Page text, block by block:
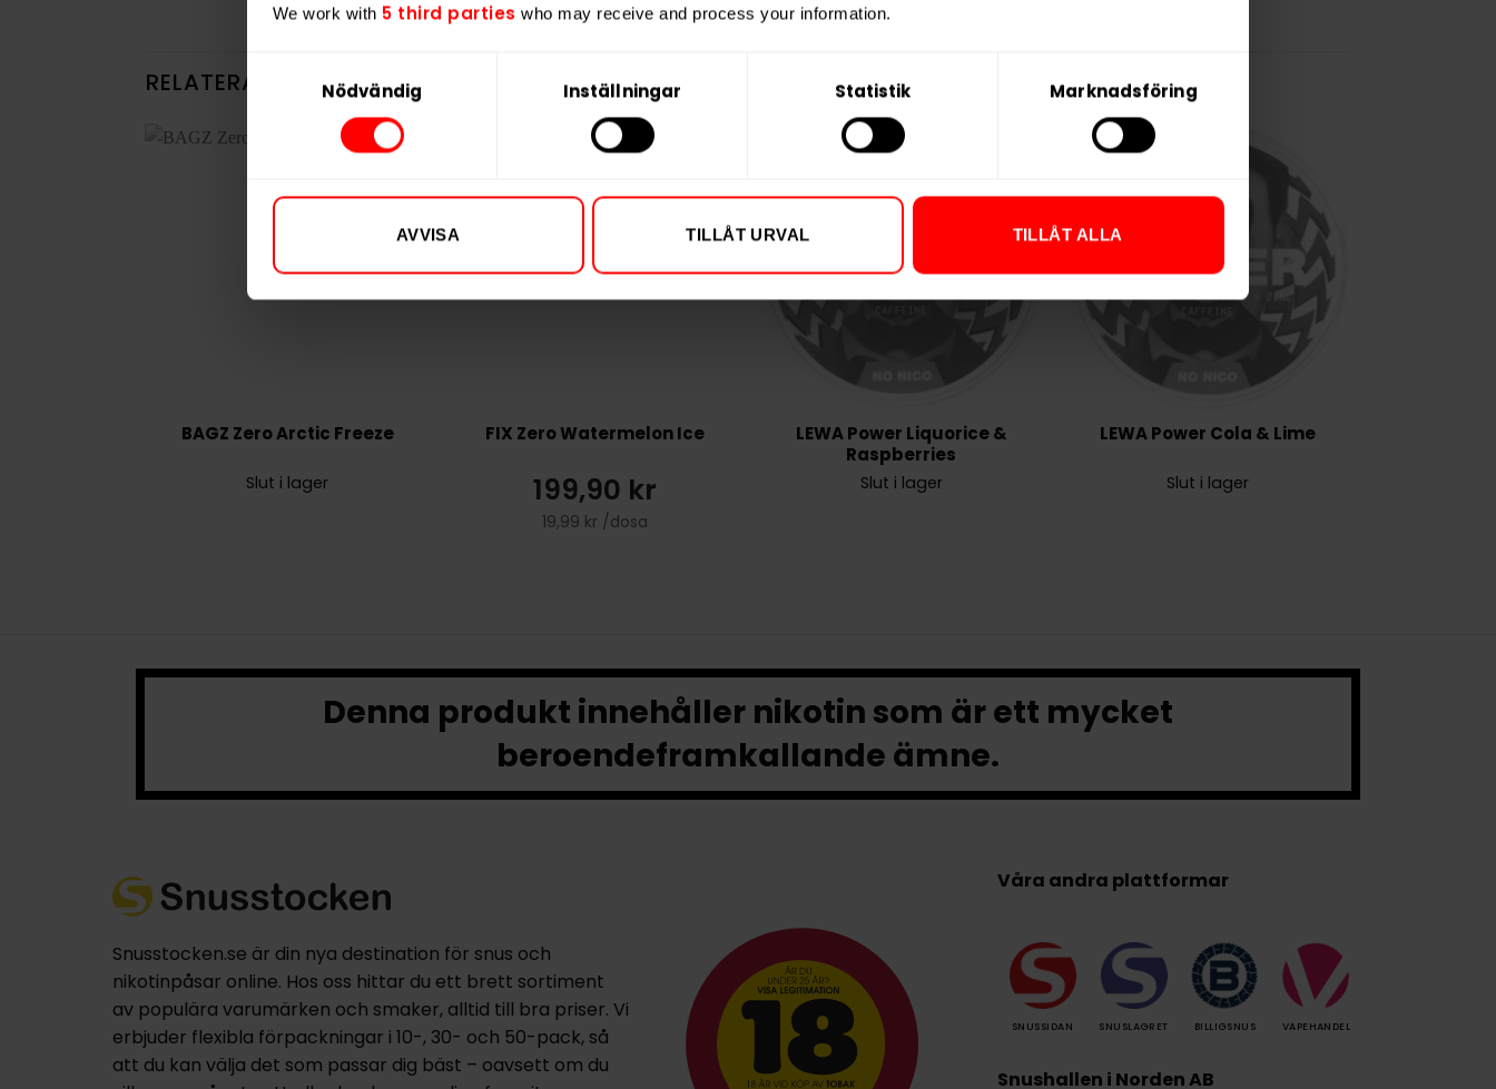
We work with 5 third parties who may receive and process your information.
Nödvändig Inställningar Statistik Marknadsföring
AVVISA TILLÅT URVAL TILLÅT ALLA
RELATERADE PRODUKTER
BAGZ Zero Arctic Freeze
Slut i lager
FIX Zero Watermelon Ice
199,90 kr
19,99 kr /dosa
LEWA Power Liquorice &
Raspberries
Slut i lager
LEWA Power Cola & Lime
Slut i lager
Denna produkt innehåller nikotin som är ett mycket
beroendeframkallande ämne.
Snusstocken.se är din nya destination för snus och
nikotinpåsar online. Hos oss hittar du ett brett sortiment
av populära varumärken och smaker, alltid till bra priser. Vi
erbjuder flexibla förpackningar i 10-, 30- och 50-pack, så
att du kan välja det som passar dig bäst – oavsett om du
Våra andra plattformar
SNUSSIDAN SNUSLAGRET BILLIGSNUS VAPEHANDEL
Snushallen i Norden AB